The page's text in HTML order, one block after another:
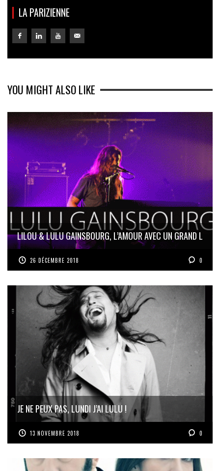
LA PARIZIENNE
YOU MIGHT ALSO LIKE
LILOU & LULU GAINSBOURG, L’AMOUR AVEC UN GRAND L
26 DÉCEMBRE 2018 0
JE NE PEUX PAS, LUNDI J’AI LULU !
13 NOVEMBRE 2018 0